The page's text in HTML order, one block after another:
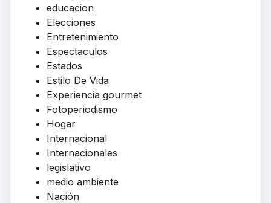
educacion
Elecciones
Entretenimiento
Espectaculos
Estados
Estilo De Vida
Experiencia gourmet
Fotoperiodismo
Hogar
Internacional
Internacionales
legislativo
medio ambiente
Nación